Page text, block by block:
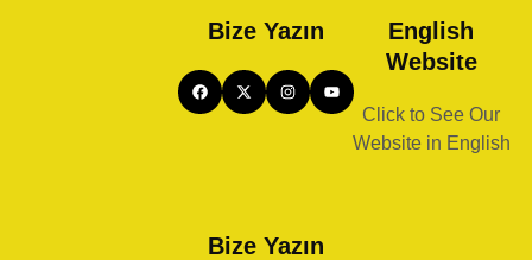
Bize Yazın
Bize Yazın
English
Website
Click to See Our
Website in English